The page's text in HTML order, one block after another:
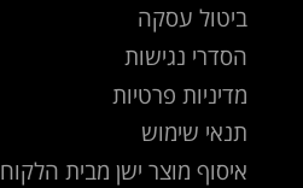
ביטול עסקה
הסדרי נגישות
מדיניות פרטיות
תנאי שימוש
איסוף מוצר ישן מבית הלקוח